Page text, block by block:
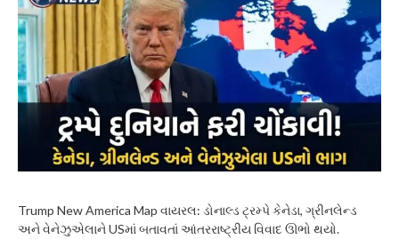
Trump New America Map વાયરલ: ડોનાલ્ડ ટ્રમ્પે કેનેડા, ગ્રીનલેન્ડ
અને વેનેઝુએલાને USમાં બતાવતાં આંતરરાષ્ટ્રીય વિવાદ ઊભો થયો.